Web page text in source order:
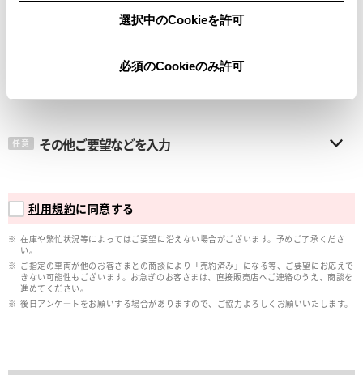
選択中のCookieを許可
必須のCookieのみ許可
メールアドレス
任意 その他ご要望などを入力
利用規約に同意する
在庫や繁忙状況等によってはご要望に沿えない場合がございます。予めご了承くださ
い。
ご指定の車両が他のお客さまとの商談により「売約済み」になる等、ご要望にお応えで
きない可能性もございます。お急ぎのお客さまは、直接販売店へご連絡のうえ、商談を
進めてください。
後日アンケ―トをお願いする場合がありますので、ご協力よろしくお願いいたします。